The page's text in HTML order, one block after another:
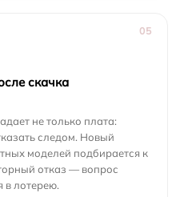
05
скачка
не только плата:
следом. Новый
моделей подбирается к
отказ — вопрос
в лотерею.